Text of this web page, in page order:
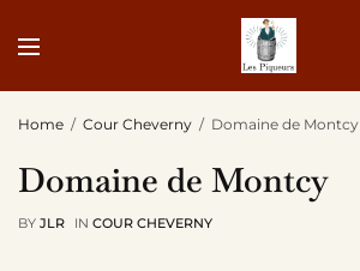
Home Cour Cheverny Domaine de Montcy
Domaine de Montcy
BY JLR IN COUR CHEVERNY